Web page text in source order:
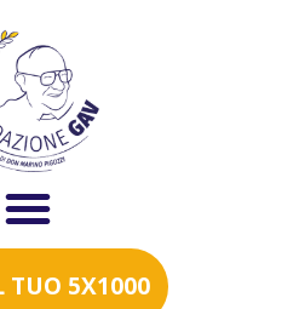
TUO 5X1000